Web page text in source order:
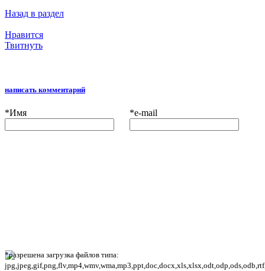
Назад в раздел
Нравится
Твитнуть
написать комментарий
*Имя *e-mail
*разрешена загрузка файлов типа: